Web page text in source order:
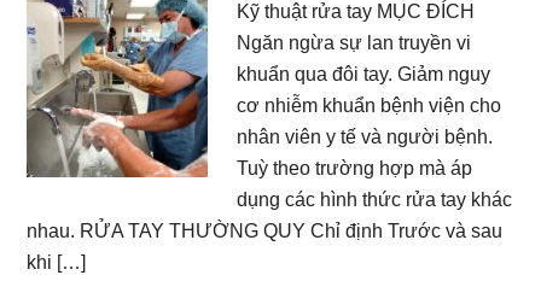
Kỹ thuật rửa tay MỤC ĐÍCH
Ngăn ngừa sự lan truyền vi
khuẩn qua đôi tay. Giảm nguy
cơ nhiễm khuẩn bệnh viện cho
nhân viên y tế và người bệnh.
Tuỳ theo trường hợp mà áp
dụng các hình thức rửa tay khác
nhau. RỬA TAY THƯỜNG QUY Chỉ định Trước và sau
khi […]